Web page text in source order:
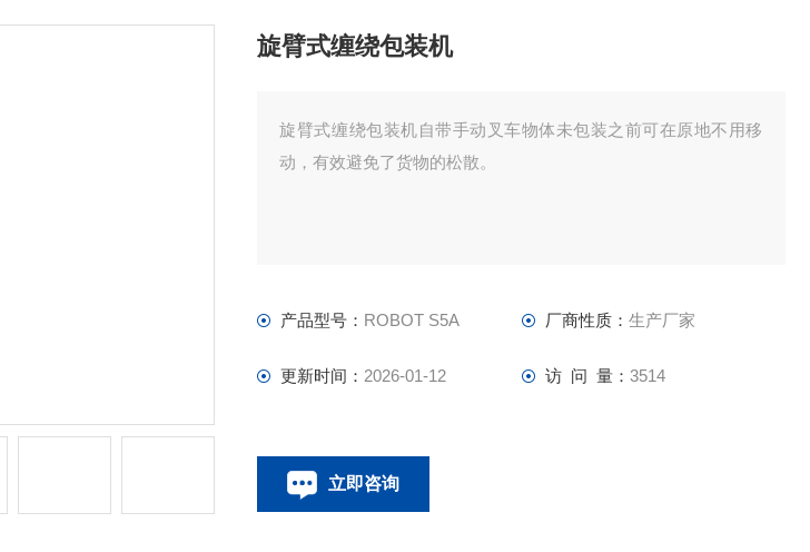
旋臂式缠绕包装机
旋臂式缠绕包装机自带手动叉车物体未包装之前可在原地不用移
动，有效避免了货物的松散。
产品型号： ROBOT S5A 厂商性质： 生产厂家
更新时间： 2026-01-12 访 问 量： 3514
立即咨询